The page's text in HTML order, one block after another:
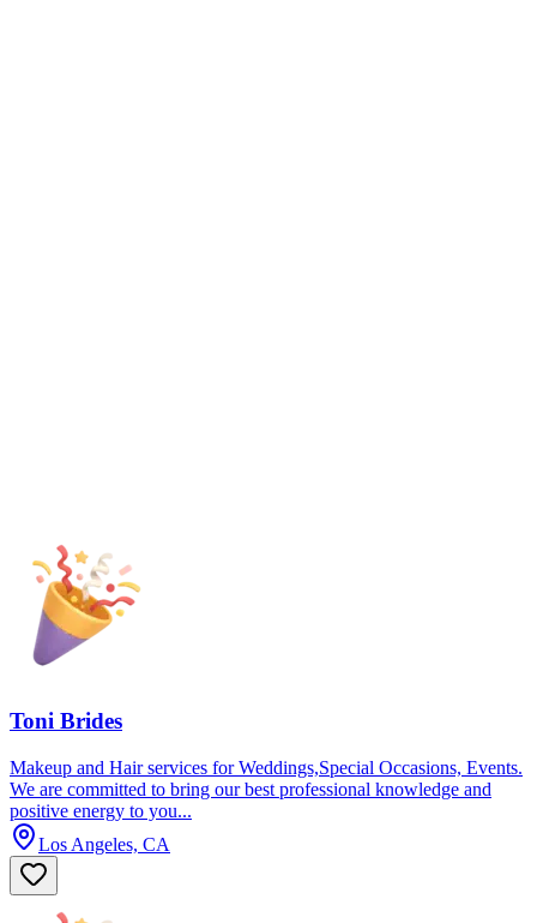
Toni Brides
Makeup and Hair services for Weddings,Special Occasions, Events.
We are committed to bring our best professional knowledge and
positive energy to you...
Los Angeles, CA